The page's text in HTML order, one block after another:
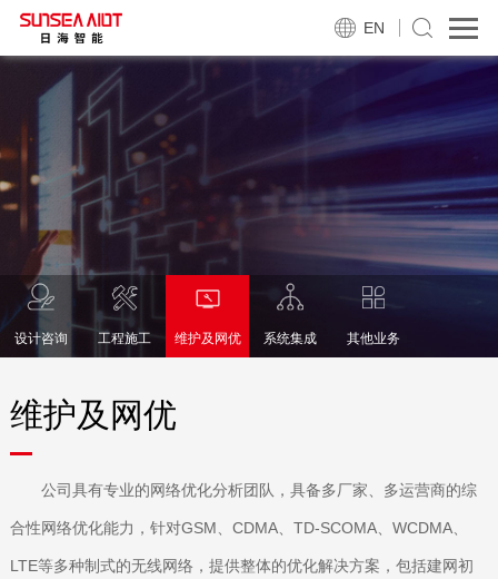
EN
设计咨询 工程施工 维护及网优 系统集成 其他业务
维护及网优
公司具有专业的网络优化分析团队，具备多厂家、多运营商的综
合性网络优化能力，针对GSM、CDMA、TD-SCOMA、WCDMA、
LTE等多种制式的无线网络，提供整体的优化解决方案，包括建网初